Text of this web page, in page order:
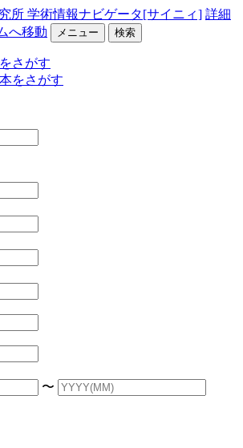
所 学術情報ナビゲータ[サイニィ] 詳細
へ移動 メニュー 検索
さがす
をさがす
〜